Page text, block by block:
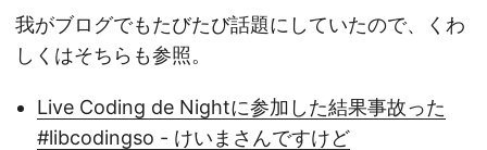
我がブログでもたびたび話題にしていたので、くわ
しくはそちらも参照。
Live Coding de Nightに参加した結果事故った
#libcodingso - けいまさんですけど